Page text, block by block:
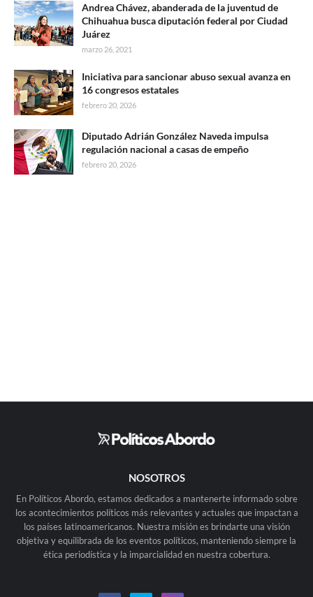
Andrea Chávez, abanderada de la juventud de
Chihuahua busca diputación federal por Ciudad
Juárez
marzo 26, 2021
Iniciativa para sancionar abuso sexual avanza en
16 congresos estatales
febrero 20, 2026
Diputado Adrián González Naveda impulsa
regulación nacional a casas de empeño
febrero 20, 2026
NOSOTROS
En Políticos Abordo, estamos dedicados a mantenerte informado sobre
los acontecimientos políticos más relevantes y actuales que impactan a
los países latinoamericanos. Nuestra misión es brindarte una visión
objetiva y equilibrada de los eventos políticos, manteniendo siempre la
ética periodística y la imparcialidad en nuestra cobertura.